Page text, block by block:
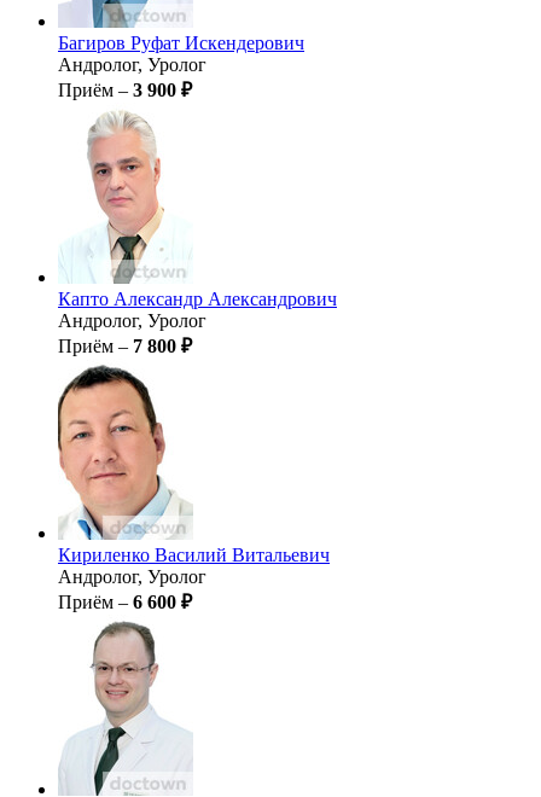
Багиров Руфат Искендерович
Андролог, Уролог
Приём – 3 900 ₽
Капто Александр Александрович
Андролог, Уролог
Приём – 7 800 ₽
Кириленко Василий Витальевич
Андролог, Уролог
Приём – 6 600 ₽